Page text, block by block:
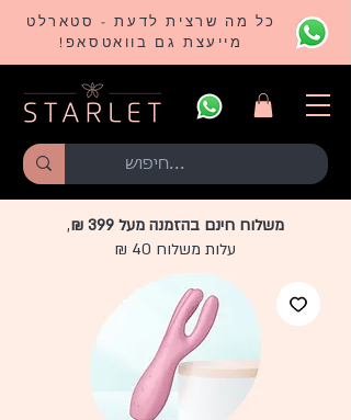
כל מה שרצית לדעת - סטארלט
מייעצת גם בוואטסאפ!
משלוח חינם בהזמנה מעל 399 ₪
,
עלות משלוח 40 ₪